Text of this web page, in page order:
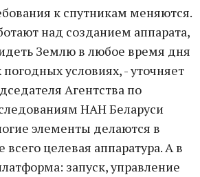
к спутникам меняются.
над созданием аппарата,
Землю в любое время дня
условиях, - уточняет
Агентства по
НАН Беларуси
элементы делаются в
целевая аппаратура. А в
запуск, управление